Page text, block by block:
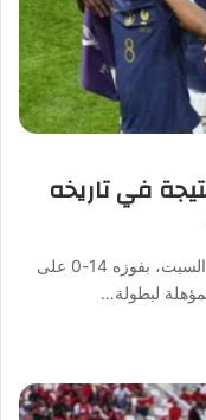
في تاريخه
حقق المنتخب الفرنسي أكبر فوز في تاريخه، السبت، بفوزه 14-0 على
لبطولة…